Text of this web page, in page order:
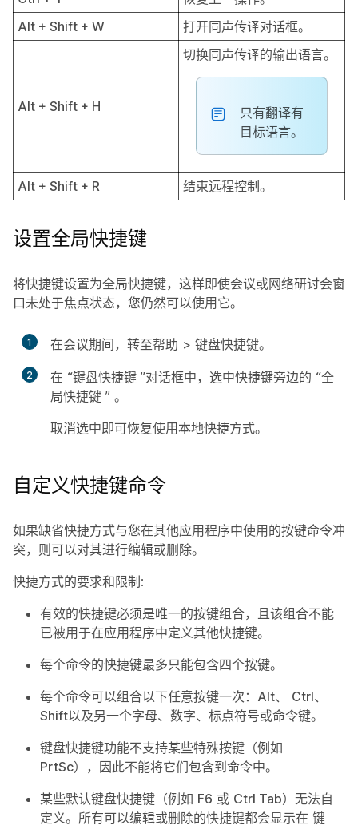
Alt + Shift + W
打开同声传译对话框。
Alt + Shift + H
切换同声传译的输出语言。
只有翻译有
目标语言。
Alt + Shift + R 结束远程控制。
设置全局快捷键
将快捷键设置为全局快捷键，这样即使会议或网络研讨会窗
口未处于焦点状态，您仍然可以使用它。
1 在会议期间，转至帮助 > 键盘快捷键。
2 在 “键盘快捷键 ”对话框中，选中快捷键旁边的 “全
局快捷键 ” 。
取消选中即可恢复使用本地快捷方式。
自定义快捷键命令
如果缺省快捷方式与您在其他应用程序中使用的按键命令冲
突，则可以对其进行编辑或删除。
快捷方式的要求和限制 :
有效的快捷键必须是唯一的按键组合，且该组合不能
已被用于在应用程序中定义其他快捷键。
每个命令的快捷键最多只能包含四个按键。
每个命令可以组合以下任意按键一次： Alt、 Ctrl、
Shift以及另一个字母、数字、标点符号或命令键。
键盘快捷键功能不支持某些特殊按键（例如
PrtSc），因此不能将它们包含到命令中。
某些默认键盘快捷键（例如 F6 或 Ctrl Tab）无法自
定义。所有可以编辑或删除的快捷键都会显示在 键